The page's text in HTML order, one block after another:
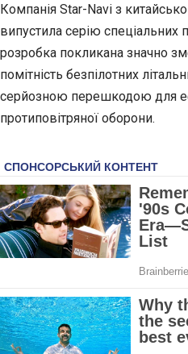
Компанія Star-Navi з
випустила серію спеціальних
розробка покликана значно
помітність безпілотних
серйозною перешкодою для
протиповітряної оборони.